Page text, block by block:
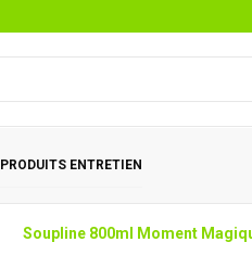
PRODUITS ENTRETIEN
Soupline 800ml Moment